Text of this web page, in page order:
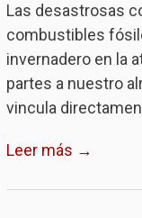
Las desastrosas
combustibles
invernadero en la
partes a nuestro
vincula
Leer más →